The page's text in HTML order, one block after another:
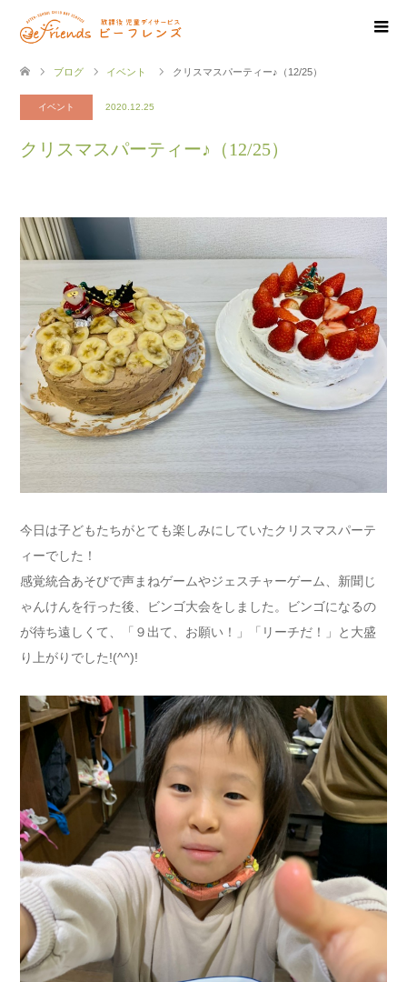
ブログ イベント クリスマスパーティー♪（12/25）
イベント 2020.12.25
クリスマスパーティー♪（12/25）
今日は子どもたちがとても楽しみにしていたクリスマスパーテ
ィーでした！
感覚統合あそびで声まねゲームやジェスチャーゲーム、新聞じ
ゃんけんを行った後、ビンゴ大会をしました。ビンゴになるの
が待ち遠しくて、「９出て、お願い！」「リーチだ！」と大盛
り上がりでした!(^^)!